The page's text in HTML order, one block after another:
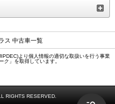
ス 中古車一覧
より個人情報の適切な取扱いを行う事業
ク」を取得しています。
RIGHTS RESERVED.